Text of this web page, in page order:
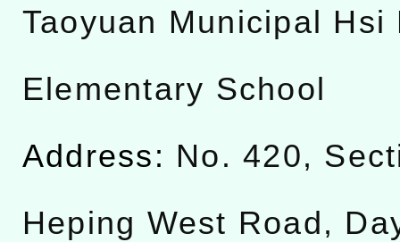
Taoyuan Municipal Hsi
Elementary School
Address: No. 420,
Heping West Road,